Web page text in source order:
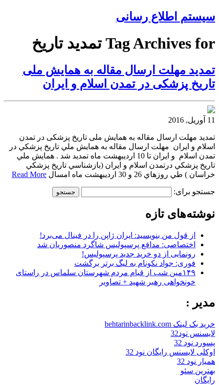
سیستم اطلاع رسانی
Tag Archives for تمديد تاريخ
تمديد مهلت ارسال مقاله به همايش ملى
تاريخ پزشكى در تمدن اسلام و ايران
11 آوریل, 2016
تمديد مهلت ارسال مقاله به همايش ملى تاريخ پزشكى در تمدن
اسلام و ايران مهلت ارسال مقاله به همايش ملي تاريخ پزشكي در
تمدن اسلام و ايران تا 10 ارديبهشت ماه تمديد شد . همايش ملي
تاريخ پزشكي درتمدن اسلام و ايران (بازشناسي تاريخ پزشكي
خراسان ) طي روزهاي 26 و 30 ارديبهشت ماه امسال
Read More
جستجو برای:
نوشته‌های تازه
از قول من بنویسید: ایران ژاپن را در فینال می‌برد!
اختصاصی: مدافع پرسپولیس شاگرد منصوریان شد
رونمایی از دو خرید جدید پرسپولیس!
فوری: جواد نکونام به لیگ برتر برگشت
۱۴۹مین شب از قیام مردم شهرستان سلماس در راستای
خونخواهی رهبر شهید + تصاویر
مدیر :
خرید بک لینک behtarinbacklink.com
لایسنس نود32
پسورد نود 32
اوکلی لایسنس رایگان نود 32
همیار نود 32
بهترین سئو
رایگان